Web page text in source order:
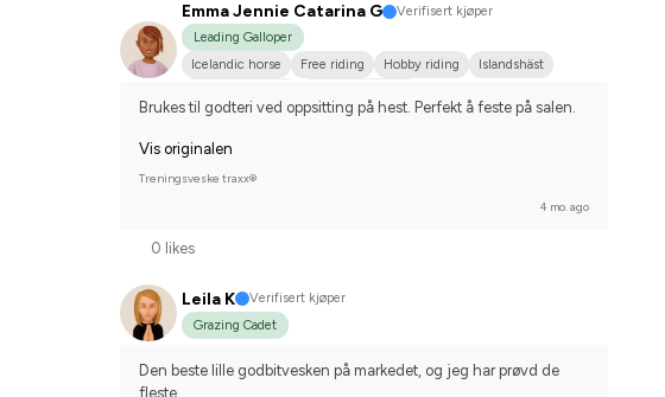
Emma Jennie Catarina G
Verifisert kjøper
Leading Galloper
Icelandic horse
Free riding Hobby riding
Islandshäst
Brukes til godteri ved oppsitting på hest. Perfekt å feste på salen.
Vis originalen
Treningsveske traxx®
4 mo. ago
0 likes
Leila K
Verifisert kjøper
Grazing Cadet
Den beste lille godbitvesken på markedet, og jeg har prøvd de
fleste.